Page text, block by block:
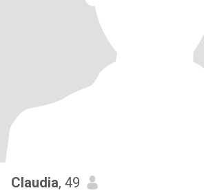
Claudia, 49